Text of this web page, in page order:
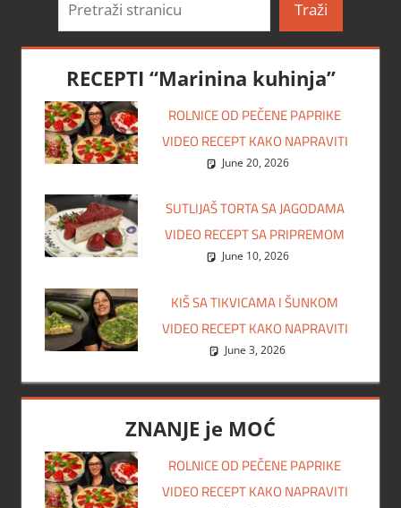
Traži
RECEPTI “Marinina kuhinja”
ROLNICE OD PEČENE PAPRIKE
VIDEO RECEPT KAKO NAPRAVITI
June 20, 2026
SUTLIJAŠ TORTA SA JAGODAMA
VIDEO RECEPT SA PRIPREMOM
June 10, 2026
KIŠ SA TIKVICAMA I ŠUNKOM
VIDEO RECEPT KAKO NAPRAVITI
June 3, 2026
ZNANJE je MOĆ
ROLNICE OD PEČENE PAPRIKE
VIDEO RECEPT KAKO NAPRAVITI